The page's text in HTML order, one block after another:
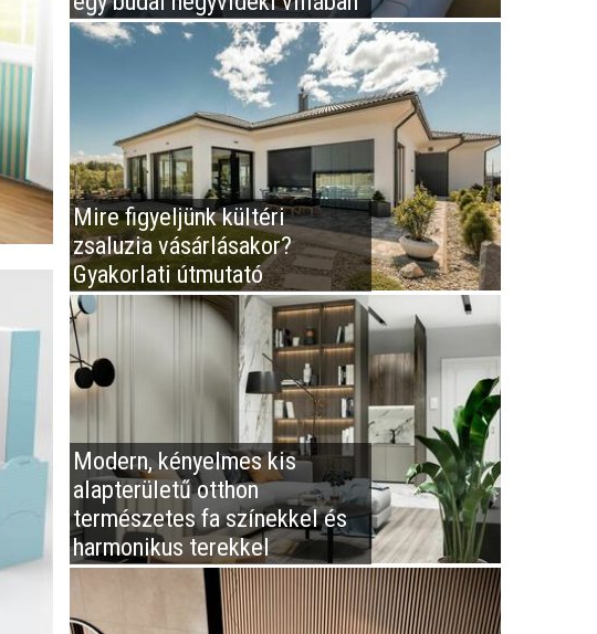
Mire figyeljünk kültéri
zsaluzia vásárlásakor?
Gyakorlati útmutató
Modern, kényelmes kis
alapterületű otthon
természetes fa színekkel és
harmonikus terekkel